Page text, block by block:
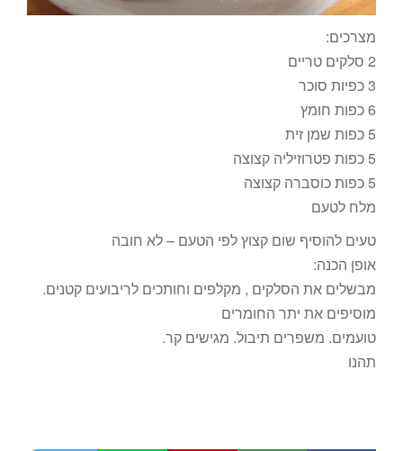
מצרכים:
2 סלקים טריים
3 כפיות סוכר
6 כפות חומץ
5 כפות שמן זית
5 כפות פטרוזיליה קצוצה
5 כפות כוסברה קצוצה
מלח לטעם
טעים להוסיף שום קצוץ לפי הטעם – לא חובה
אופן הכנה:
מבשלים את הסלקים , מקלפים וחותכים לריבועים קטנים.
מוסיפים את יתר החומרים
טועמים. משפרים תיבול. מגישים קר.
תהנו